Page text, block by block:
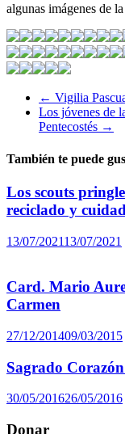
algunas imágenes de
← Vigilia
Los jóvenes de
Pentecostés →
También te puede
Los scouts
reciclado y
13/07/202113/07/2021
Card. Mario
Carmen
27/12/201409/03/2015
Sagrado Corazón
30/05/201626/05/2016
Donar